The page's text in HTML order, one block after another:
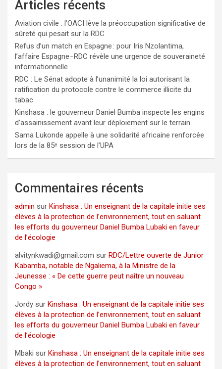
Articles récents
Aviation civile : l’OACI lève la préoccupation significative de
sûreté qui pesait sur la RDC
Refus d’un match en Espagne : pour Iris Nzolantima,
l’affaire Espagne–RDC révèle une urgence de souveraineté
informationnelle
RDC : Le Sénat adopte à l’unanimité la loi autorisant la
ratification du protocole contre le commerce illicite du
tabac
Kinshasa : le gouverneur Daniel Bumba inspecte les engins
d’assainissement avant leur déploiement sur le terrain
Sama Lukonde appelle à une solidarité africaine renforcée
lors de la 85ᵉ session de l’UPA
Commentaires récents
admin sur Kinshasa : Un enseignant de la capitale initie ses
élèves à la protection de l’environnement, tout en saluant
les efforts du gouverneur Daniel Bumba Lubaki en faveur
de l’écologie
alvitynkwadi@gmail.com sur RDC/Lettre ouverte de Junior
Kabamba, notable de Ngaliema, à la Ministre de la
Jeunesse : « De cette guerre peut naître un nouveau
Congo »
Jordy sur Kinshasa : Un enseignant de la capitale initie ses
élèves à la protection de l’environnement, tout en saluant
les efforts du gouverneur Daniel Bumba Lubaki en faveur
de l’écologie
Mbaki sur Kinshasa : Un enseignant de la capitale initie ses
élèves à la protection de l’environnement, tout en saluant